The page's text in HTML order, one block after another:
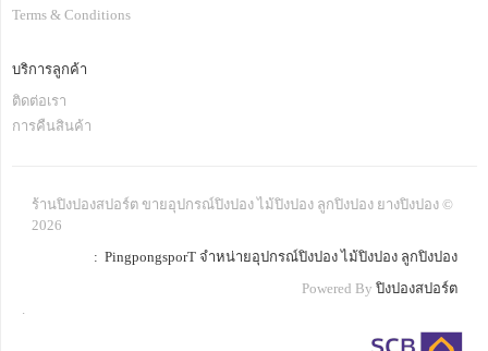
Terms & Conditions
บริการลูกค้า
ติดต่อเรา
การคืนสินค้า
ร้านปิงปองสปอร์ต ขายอุปกรณ์ปิงปอง ไม้ปิงปอง ลูกปิงปอง ยางปิงปอง ©
2026
: PingpongsporT จำหน่ายอุปกรณ์ปิงปอง ไม้ปิงปอง ลูกปิงปอง
Powered By ปิงปองสปอร์ต
.